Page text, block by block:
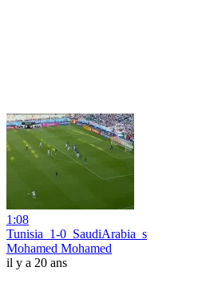
1:08
Tunisia_1-0_SaudiArabia_s
Mohamed Mohamed
il y a 20 ans